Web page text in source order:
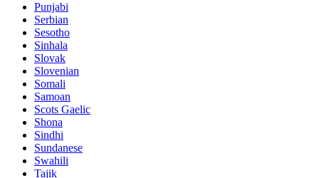
Punjabi
Serbian
Sesotho
Sinhala
Slovak
Slovenian
Somali
Samoan
Scots Gaelic
Shona
Sindhi
Sundanese
Swahili
Tajik